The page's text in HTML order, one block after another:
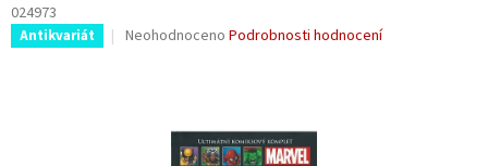
024973
Antikvariát
Průměrné
Neohodnoceno Podrobnosti hodnocení